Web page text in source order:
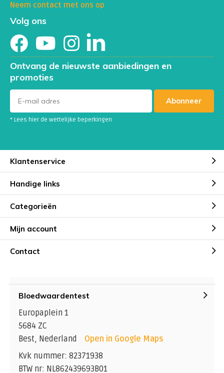
Neem contact met ons op
Volg ons
Ontvang de nieuwste aanbiedingen en
promoties
Abonneer
* Lees hier de wettelijke beperkingen
Klantenservice
Handige links
Categorieën
Mijn account
Contact
Bloedwaardentest
Europaplein 1
5684 ZC
Best, Nederland
Open in Google Maps
Kvk nummer: 82371938
BTW nr: NL862439693B01